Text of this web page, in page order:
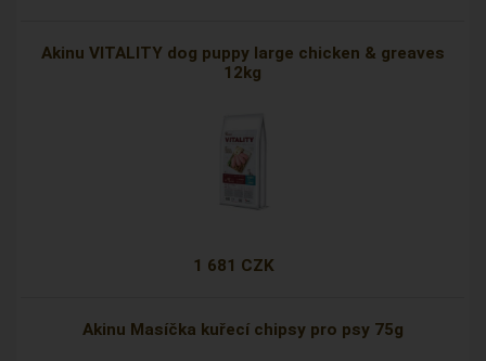
Akinu VITALITY dog puppy large chicken & greaves
12kg
1 681 CZK
Akinu Masíčka kuřecí chipsy pro psy 75g